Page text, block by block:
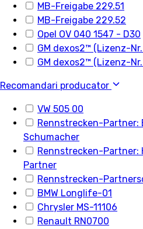
MB-Freigabe 229.51
MB-Freigabe 229.52
Opel OV 040 1547 - D30
GM dexos2™ (Lizenz-
GM dexos2™ (Lizenz-
Recomandari producator
VW 505 00
Rennstrecken-Partner:
Schumacher
Rennstrecken-Partner:
Partner
Rennstrecken-
BMW Longlife-01
Chrysler MS-11106
Renault RN0700